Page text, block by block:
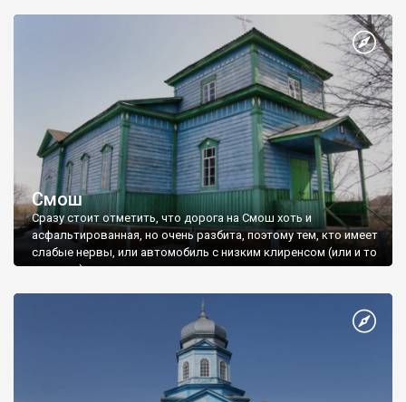
Смош
Сразу стоит отметить, что дорога на Смош хоть и
асфальтированная, но очень разбита, поэтому тем, кто имеет
слабые нервы, или автомобиль с низким клиренсом (или и то
и другое), этот пункт путешествия стоит пропустить.